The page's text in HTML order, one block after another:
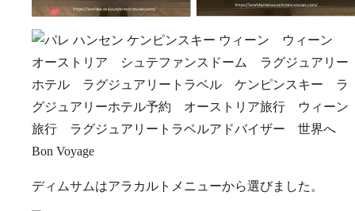
ディムサムはアラカルトメニューから選びました。